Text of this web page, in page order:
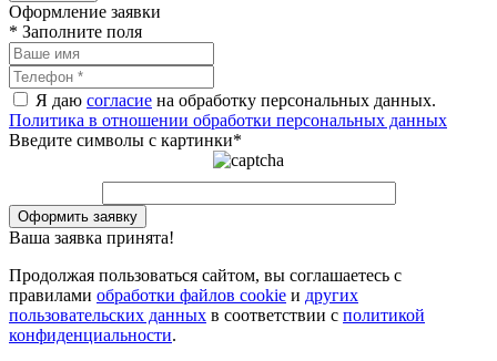
Оформление заявки
* Заполните поля
Я даю согласие на обработку персональных данных.
Политика в отношении обработки персональных данных
Введите символы с картинки*
Оформить заявку
Ваша заявка принята!
Продолжая пользоваться сайтом, вы соглашаетесь с
правилами обработки файлов cookie и других
пользовательских данных в соответствии с политикой
конфиденциальности.